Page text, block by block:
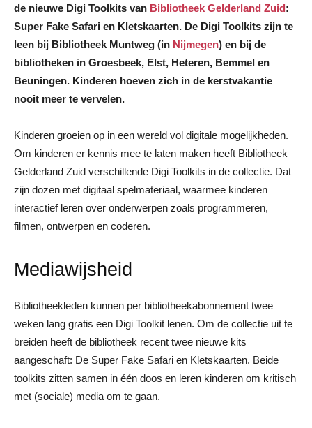
de nieuwe Digi Toolkits van Bibliotheek Gelderland Zuid:
Super Fake Safari en Kletskaarten. De Digi Toolkits zijn te
leen bij Bibliotheek Muntweg (in Nijmegen) en bij de
bibliotheken in Groesbeek, Elst, Heteren, Bemmel en
Beuningen. Kinderen hoeven zich in de kerstvakantie
nooit meer te vervelen.
Kinderen groeien op in een wereld vol digitale mogelijkheden.
Om kinderen er kennis mee te laten maken heeft Bibliotheek
Gelderland Zuid verschillende Digi Toolkits in de collectie. Dat
zijn dozen met digitaal spelmateriaal, waarmee kinderen
interactief leren over onderwerpen zoals programmeren,
filmen, ontwerpen en coderen.
Mediawijsheid
Bibliotheekleden kunnen per bibliotheekabonnement twee
weken lang gratis een Digi Toolkit lenen. Om de collectie uit te
breiden heeft de bibliotheek recent twee nieuwe kits
aangeschaft: De Super Fake Safari en Kletskaarten. Beide
toolkits zitten samen in één doos en leren kinderen om kritisch
met (sociale) media om te gaan.